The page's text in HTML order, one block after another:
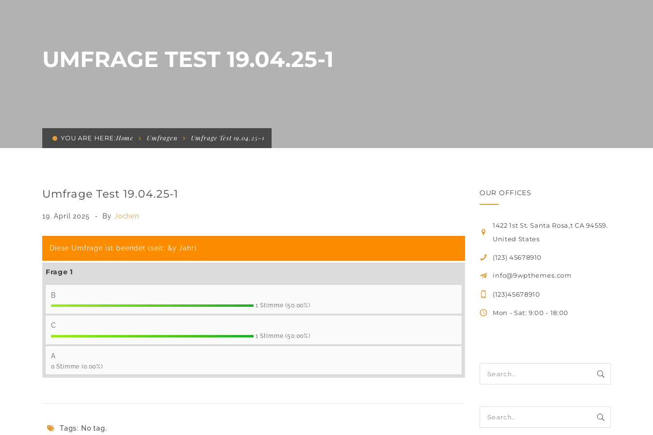
UMFRAGE TEST 19.04.25-1
YOU ARE HERE:Home Umfragen Umfrage Test 19.04.25-1
Umfrage Test 19.04.25-1
19. April 2025 By Jochen
Diese Umfrage ist beendet (seit: &y Jahr)
Frage 1
B
1 Stimme (50.00%)
C
1 Stimme (50.00%)
A
0 Stimme (0.00%)
Tags: No tag.
OUR OFFICES
1422 1st St. Santa Rosa,t CA 94559.
United States
(123) 45678910
info@9wpthemes.com
(123)45678910
Mon - Sat: 9:00 - 18:00